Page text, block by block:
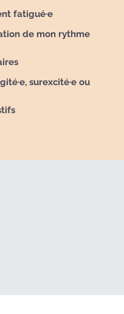
fatigué·e
de mon rythme
surexcité·e ou